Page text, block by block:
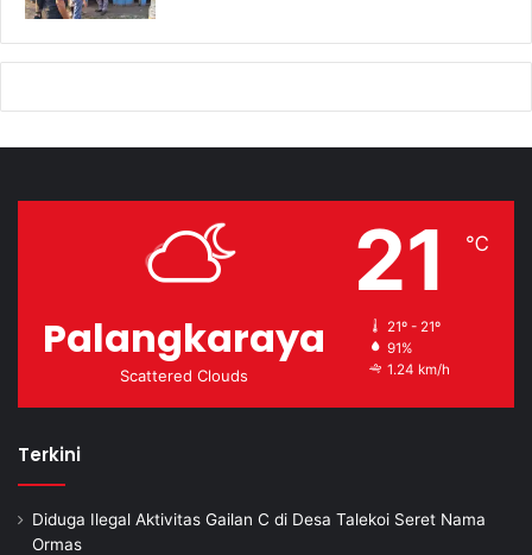
Palangkaraya
Scattered Clouds
21 ℃
21º - 21º
91%
1.24 km/h
Terkini
Diduga Ilegal Aktivitas Gailan C di Desa Talekoi Seret Nama
Ormas